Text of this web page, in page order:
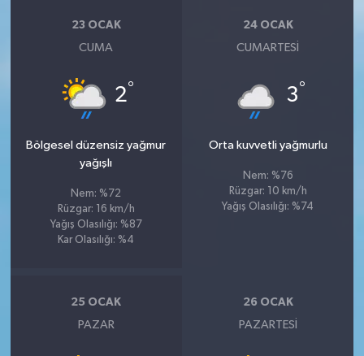
23 OCAK
CUMA
2°
Bölgesel düzensiz yağmur
yağışlı
Nem: %72
Rüzgar: 16 km/h
Yağış Olasılığı: %87
Kar Olasılığı: %4
24 OCAK
CUMARTESI
3°
Orta kuvvetli yağmurlu
Nem: %76
Rüzgar: 10 km/h
Yağış Olasılığı: %74
25 OCAK
PAZAR
26 OCAK
PAZARTESI